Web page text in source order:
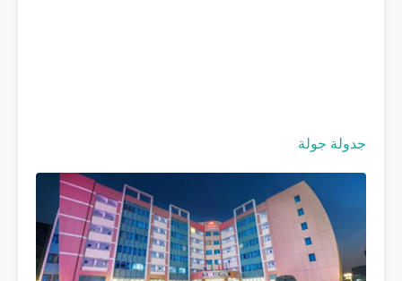
جدولة جولة